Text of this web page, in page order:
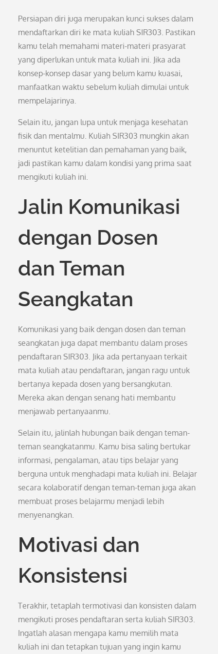
Persiapan diri juga merupakan kunci sukses dalam
mendaftarkan diri ke mata kuliah SIR303. Pastikan
kamu telah memahami materi-materi prasyarat
yang diperlukan untuk mata kuliah ini. Jika ada
konsep-konsep dasar yang belum kamu kuasai,
manfaatkan waktu sebelum kuliah dimulai untuk
mempelajarinya.
Selain itu, jangan lupa untuk menjaga kesehatan
fisik dan mentalmu. Kuliah SIR303 mungkin akan
menuntut ketelitian dan pemahaman yang baik,
jadi pastikan kamu dalam kondisi yang prima saat
mengikuti kuliah ini.
Jalin Komunikasi
dengan Dosen
dan Teman
Seangkatan
Komunikasi yang baik dengan dosen dan teman
seangkatan juga dapat membantu dalam proses
pendaftaran SIR303. Jika ada pertanyaan terkait
mata kuliah atau pendaftaran, jangan ragu untuk
bertanya kepada dosen yang bersangkutan.
Mereka akan dengan senang hati membantu
menjawab pertanyaanmu.
Selain itu, jalinlah hubungan baik dengan teman-
teman seangkatanmu. Kamu bisa saling bertukar
informasi, pengalaman, atau tips belajar yang
berguna untuk menghadapi mata kuliah ini. Belajar
secara kolaboratif dengan teman-teman juga akan
membuat proses belajarmu menjadi lebih
menyenangkan.
Motivasi dan
Konsistensi
Terakhir, tetaplah termotivasi dan konsisten dalam
mengikuti proses pendaftaran serta kuliah SIR303.
Ingatlah alasan mengapa kamu memilih mata
kuliah ini dan tetapkan tujuan yang ingin kamu